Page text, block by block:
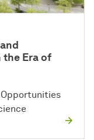
Era of
Opportunities